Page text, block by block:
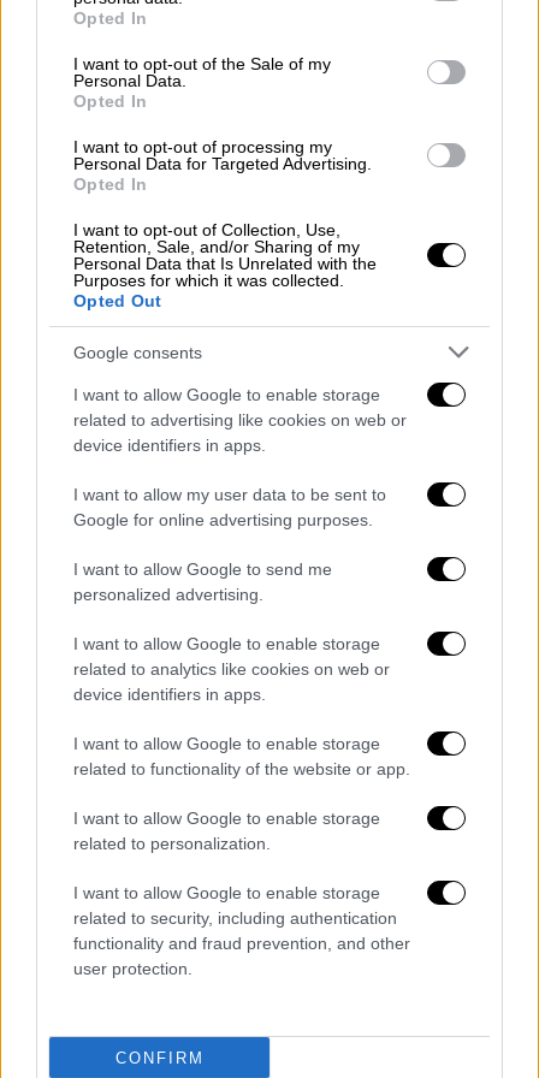
grant or deny consent to Google and its third-party tags to
use your data for below specified purposes in below Google
consent section.
Opted In
I want to opt-out of the Sale of my
Personal Data.
Opted In
I want to opt-out of processing my
Personal Data for Targeted Advertising.
Opted In
I want to opt-out of Collection, Use,
Retention, Sale, and/or Sharing of my
Personal Data that Is Unrelated with the
Purposes for which it was collected.
Opted Out
Google consents
I want to allow Google to enable storage
related to advertising like cookies on web or
device identifiers in apps.
I want to allow my user data to be sent to
Google for online advertising purposes.
I want to allow Google to send me
personalized advertising.
I want to allow Google to enable storage
related to analytics like cookies on web or
device identifiers in apps.
I want to allow Google to enable storage
related to functionality of the website or app.
I want to allow Google to enable storage
related to personalization.
I want to allow Google to enable storage
related to security, including authentication
functionality and fraud prevention, and other
user protection.
CONFIRM
απενεργοποιηθεί για έναν αριθμό χρηστών
Πολύ περιορισμένη χρήση
Εκπρόσωπος της Meta δήλωσε, σύμφωνα με
δημοσίευμα του Guardian, ότι η απόφαση
εγκατάλειψης της κρυπτογράφησης
οφείλεται στη χαμηλή χρήση της.
Πολύ λίγοι άνθρωποι επέλεγαν την
ανταλλαγή μηνυμάτων με κρυπτογράφηση
αφαιρούμε αυτή την επιλογή από το
Instagram τους επόμενους μήνες », ανέφερε
«όποιος θέλει να συνεχίσει να στέλνει
μηνύματα με κρυπτογράφηση από άκρο σε
άκρο μπορεί εύκολα να το κάνει στο
WhatsApp».
Ο διευθύνων σύμβουλος της Meta,
Μαρκ
Ζάκερμπεργκ, είχε αναφέρει για πρώτη φορά
το 2019 σχέδια για επέκταση της
κρυπτογράφησης από άκρο σε άκρο σε όλες
τις πλατφόρμες της εταιρείας, αλλά η
Η Meta είχε δεχθεί επικρίσεις από
οργανώσεις για την προστασία των παιδιών
και από συμμαχία υπηρεσιών επιβολής του
νόμου— συμπεριλαμβανομένων του Federal
Bureau of Investigation, της Interpol, της
Βασιλείου και της ομοσπονδιακής
αστυνομίας της Αυστραλίας — οι οποίες